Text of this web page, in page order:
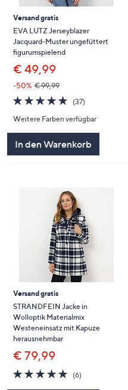
Versand gratis
EVA LUTZ Jerseyblazer
Jacquard-Muster ungefüttert
figurumspielend
€ 49,99
-50% € 99,99
4.7
von
5
(37)
Weitere Farben verfügbar
In den Warenkorb
Versand gratis
STRANDFEIN Jacke in
Wolloptik Materialmix
Westeneinsatz mit Kapuze
herausnehmbar
€ 79,99
4.7
von
(6)